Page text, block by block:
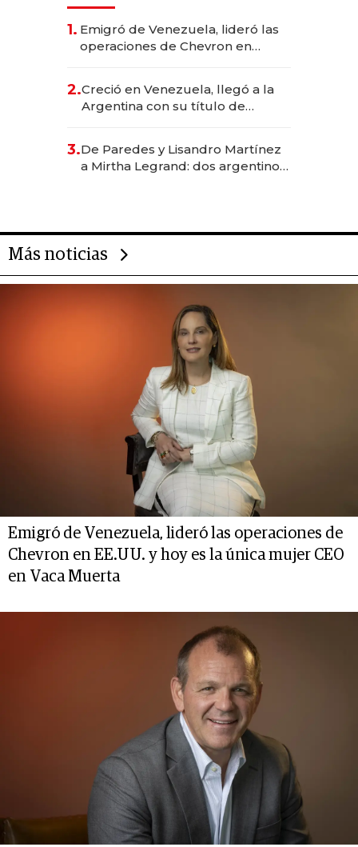
1. Emigró de Venezuela, lideró las
operaciones de Chevron en
2.Creció en Venezuela, llegó a la
Argentina con su título de
las marcas "fast premium"
3.De Paredes y Lisandro Martínez
a Mirtha Legrand: dos argentinos
Más noticias
Emigró de Venezuela, lideró las operaciones de
Chevron en EE.UU. y hoy es la única mujer CEO
en Vaca Muerta